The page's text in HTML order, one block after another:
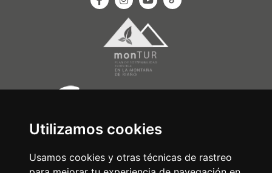
Utilizamos cookies
Usamos cookies y otras técnicas de rastreo